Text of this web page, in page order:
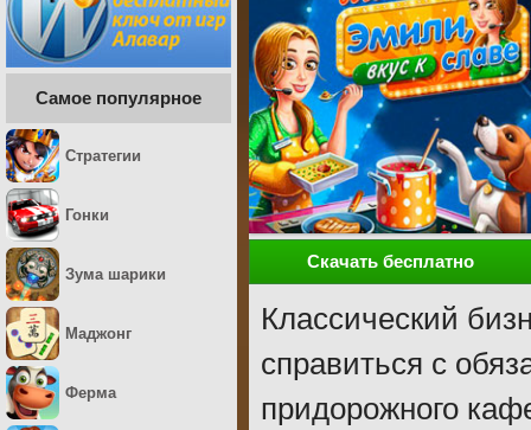
Скачать бесплатно
Классический
справиться с
придорожного
Самое популярное
Стратегии
Гонки
Зума шарики
Маджонг
Ферма